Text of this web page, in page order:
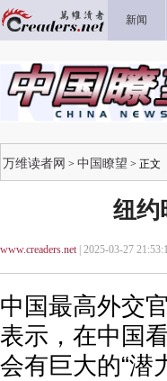
新闻
万维读者网 > 中国瞭望 > 正文
纽约
www.creaders.net| 2025-03-27
中国最高外交
表示，在中国
会有巨大的“潜